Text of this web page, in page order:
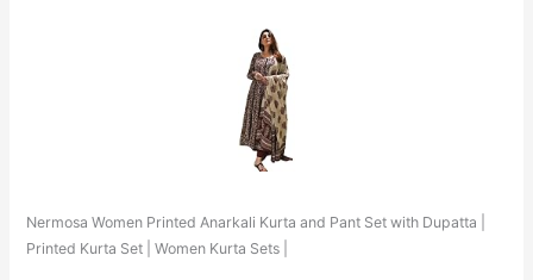
Nermosa Women Printed Anarkali Kurta and Pant Set with Dupatta |
Printed Kurta Set | Women Kurta Sets |